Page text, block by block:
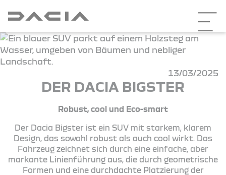
13/03/2025
DER DACIA BIGSTER
Robust, cool und Eco-smart
Der Dacia Bigster ist ein SUV mit starkem, klarem
Design, das sowohl robust als auch cool wirkt. Das
Fahrzeug zeichnet sich durch eine einfache, aber
markante Linienführung aus, die durch geometrische
Formen und eine durchdachte Platzierung der